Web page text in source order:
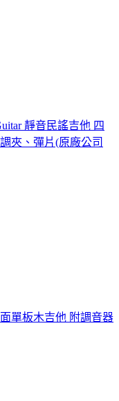
靜音民謠吉他 四
夾、彈片(原廠公司
單板木吉他 附調音器